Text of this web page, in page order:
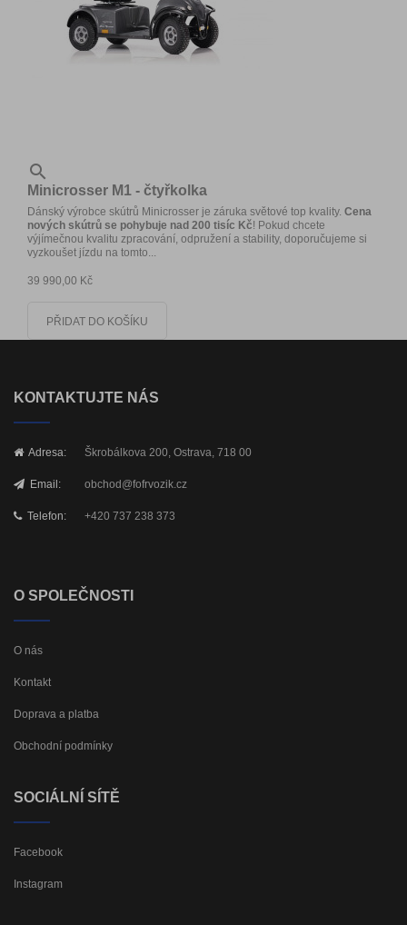

Minicrosser M1 - čtyřkolka
Dánský výrobce skútrů Minicrosser je záruka světové top kvality. Cena
nových skútrů se pohybuje nad 200 tisíc Kč! Pokud chcete
výjímečnou kvalitu zpracování, odpružení a stability, doporučujeme si
vyzkoušet jízdu na tomto...
39 990,00 Kč
PŘIDAT DO KOŠÍKU
KONTAKTUJTE NÁS
Adresa: Škrobálkova 200, Ostrava, 718 00
Email: obchod@fofrvozik.cz
Telefon: +420 737 238 373
O SPOLEČNOSTI
O nás
Kontakt
Doprava a platba
Obchodní podmínky
SOCIÁLNÍ SÍTĚ
Facebook
Instagram